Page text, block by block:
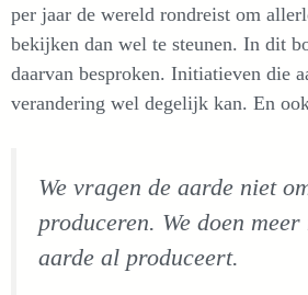
per jaar de wereld rondreist om
bekijken dan wel te steunen. In dit
daarvan besproken. Initiatieven die
verandering wel degelijk kan. En
We vragen de aarde niet
produceren. We doen
aarde al produceert.